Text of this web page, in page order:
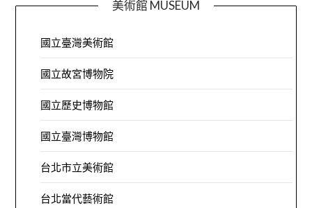
美術館 MUSEUM
國立臺灣美術館
國立故宮博物院
國立歷史博物館
國立臺灣博物館
台北市立美術館
台北當代藝術館